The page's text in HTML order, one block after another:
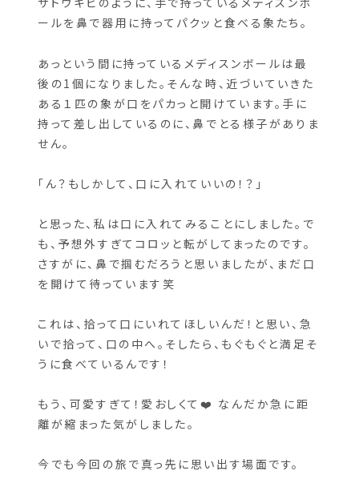
メディスンボールが大好きな象さんたちは、「くれ
くれ」と寄ってきます。
サトウキビのように、手で持っているメディスンボ
ールを鼻で器用に持ってパクッと食べる象たち。
あっという間に持っているメディスンボールは最
後の1個になりました。そんな時、近づいていきた
持って差し出しているのに、鼻でとる様子がありま
「ん？もしかして、口に入れていいの！？」
と思った、私は口に入れてみることにしました。で
さすがに、鼻で掴むだろうと思いましたが、まだ口
を開けて待っています笑
いで拾って、口の中へ。そしたら、もぐもぐと満足そ
うに食べているんです！
もう、可愛すぎて！愛おしくて❤️ なんだか急に距